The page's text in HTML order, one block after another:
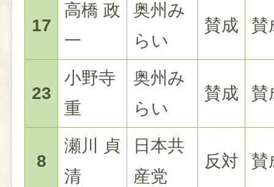
17
高橋 政
一
奥州み
らい
賛成 賛
23
小野寺
重
奥州み
らい
賛成 賛
8
瀬川 貞
清
日本共
産党
反対 賛